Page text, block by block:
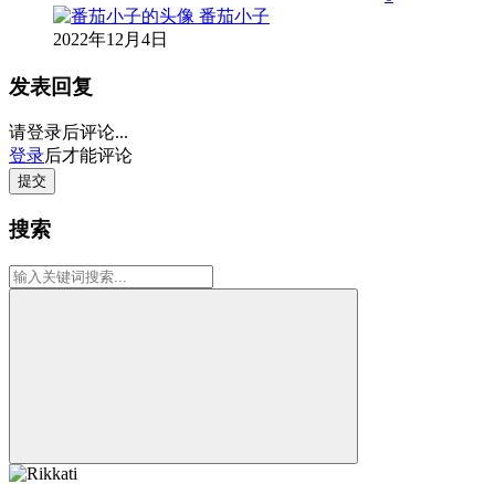
番茄小子
2022年12月4日
发表回复
请登录后评论...
登录后才能评论
提交
搜索